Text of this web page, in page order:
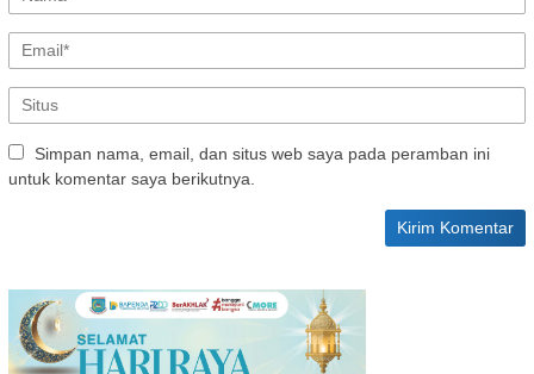
Simpan nama, email, dan situs web saya pada peramban ini
untuk komentar saya berikutnya.